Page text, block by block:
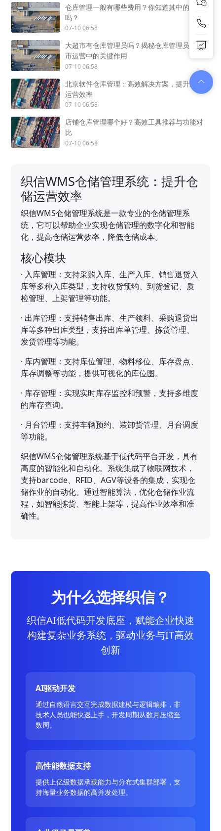
仓库管理一般有哪些费用？你知道其中的奥秘
吗？
07-10 06:58
大超市有仓库管理员吗？揭秘仓库管理员在超
市运营中的关键作用
07-10 06:58
北京软件仓库管理：高效解决方案，提升企业
运营效率
07-10 06:58
店铺仓库管理哪个好？高效工具推荐与功能对
比
07-10 06:58
织信WMS仓储管理系统：提升仓
储运营效率
织信WMS仓储管理系统是一款专业的仓储管理系
统，它可以帮助企业实现仓储管理的数字化和智能
化，提高仓储运营效率，降低仓储成本。
核心模块
· 入库管理：支持采购入库、生产入库、销售退货入
库等多种入库类型，支持收货预约、到货登记、质
检管理、上架管理等功能。
· 出库管理：支持销售出库、生产领料、采购退货出
库等多种出库类型，支持出库单管理、拣货管理、
发货管理等功能。
· 库内管理：支持库位管理、物料移位、库存盘点、
库存调整等功能，提供可视化的库位图。
· 库存管理：实现实时库存监控和预警，支持多维度
的库存查询。
· 月台管理：支持车辆预约、装卸货管理、月台调度
等功能。
织信WMS仓储管理系统基于低代码平台开发，具有
高度的智能化和自动化。系统集成了物联网技术，
支持barcode、RFID、AGV等设备的集成，实现仓
储作业的自动化。通过智能算法，优化仓储作业流
程，如智能拣货、智能上架等，提高作业效率和准
确性。
为什么选择织信？
织信AI低代码开发底座，赋能企业快速
构建复杂业务系统，驱动业务与IT高效
创新
AI驱动开发
通过自然语言交互完成数据建模与逻辑编排，非
技术人员也能快速上手，开发周期从数月压缩至
数周。
高性能数据支持
提供上亿级数据承载能力与分布式集群部署，支
持海量业务数据的高并发处理。